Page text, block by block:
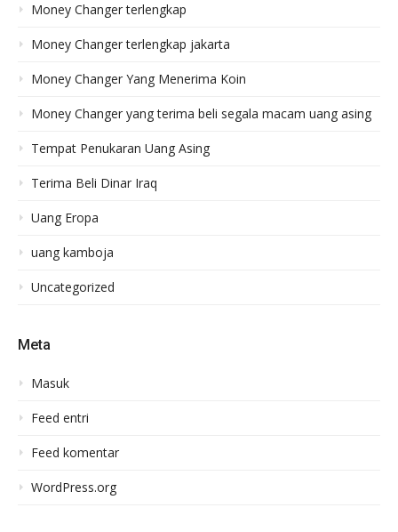
Money Changer terlengkap
Money Changer terlengkap jakarta
Money Changer Yang Menerima Koin
Money Changer yang terima beli segala macam uang asing
Tempat Penukaran Uang Asing
Terima Beli Dinar Iraq
Uang Eropa
uang kamboja
Uncategorized
Meta
Masuk
Feed entri
Feed komentar
WordPress.org